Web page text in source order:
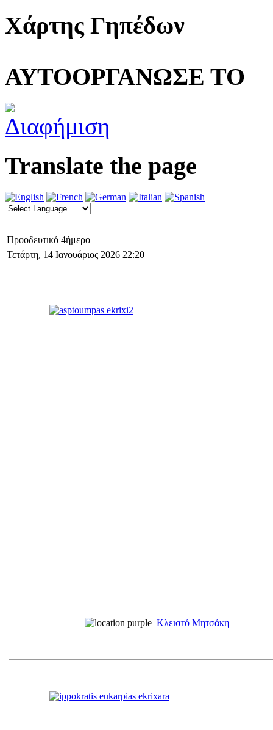
Χάρτης Γηπέδων
ΑΥΤΟΟΡΓΑΝΩΣΕ ΤΟ
Translate the page
Προοδευτικό 4ήμερο
Τετάρτη, 14 Ιανουάριος 2026 22:20
Κλειστό Μητσάκη